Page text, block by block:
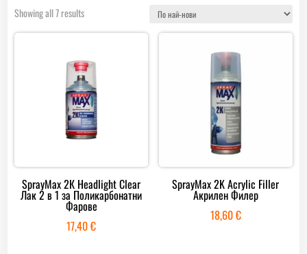
Showing all 7 resultsSorted
SprayMax 2К Headlight Clear
Лак 2 в 1 за Поликарбонатни
Фарове
17,40€
SprayMax 2K Acrylic Filler
Акрилен Филер
18,60€